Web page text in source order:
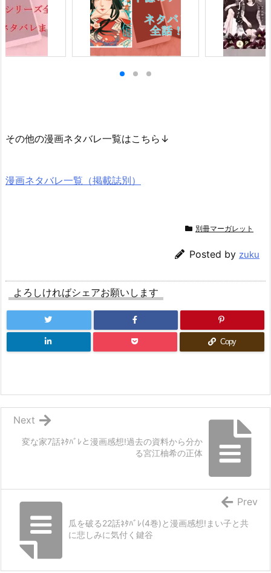
その他の漫画ネタバレ一覧はこちら↓
漫画ネタバレ一覧（掲載誌別）
別冊マーガレット
Posted by zuku
よろしければシェアお願いします
Copy
変な家7話ﾈﾀﾊﾞﾚと漫画感想!過去の資料から分か
る宮江柚希の正体
Next
瓜を破る22話ﾈﾀﾊﾞﾚ(4巻)と漫画感想!まい子と共
に悲しみに気付く鍵谷
Prev